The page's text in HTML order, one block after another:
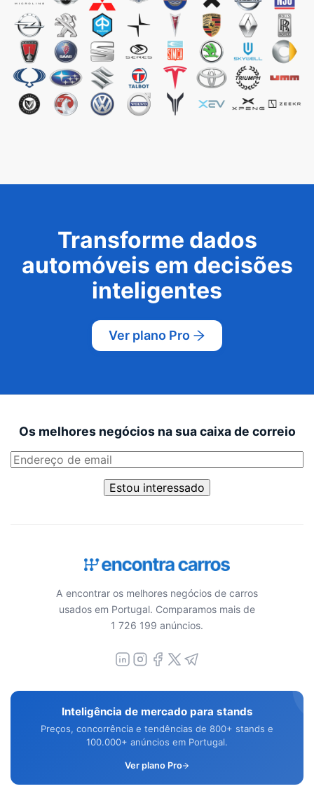
Transforme dados
automóveis em decisões
inteligentes
Ver plano Pro
Os melhores negócios na sua caixa de correio
Estou interessado
A encontrar os melhores negócios de carros
usados em Portugal. Comparamos mais de
1 726 199 anúncios.
Inteligência de mercado para stands
Preços, concorrência e tendências de 800+ stands e
100.000+ anúncios em Portugal.
Ver plano Pro